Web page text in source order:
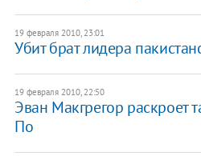
19 февраля 2010, 23:01
Убит брат лидера
19 февраля 2010, 22:50
Эван Макгрегор раскроет
По